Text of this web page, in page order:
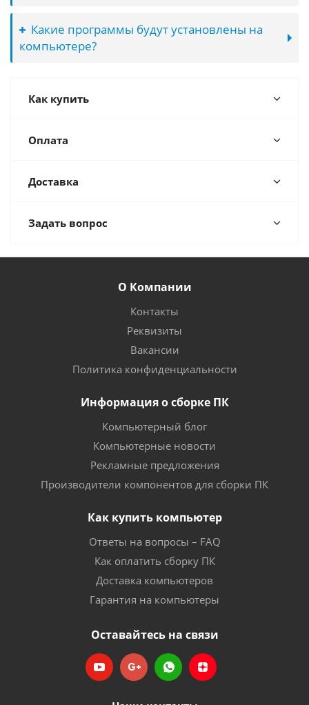
Какие программы будут установлены на
компьютере?
Как купить
Оплата
Доставка
Задать вопрос
О Компании
Контакты
Реквизиты
Вакансии
Политика конфиденциальности
Информация о сборке ПК
Компьютерный блог
Компьютерные новости
Рекламные предложения
Производители компонентов для сборки ПК
Как купить компьютер
Ответы на вопросы – FAQ
Как оплатить сборку ПК
Доставка компьютеров
Гарантия на компьютеры
Оставайтесь на связи